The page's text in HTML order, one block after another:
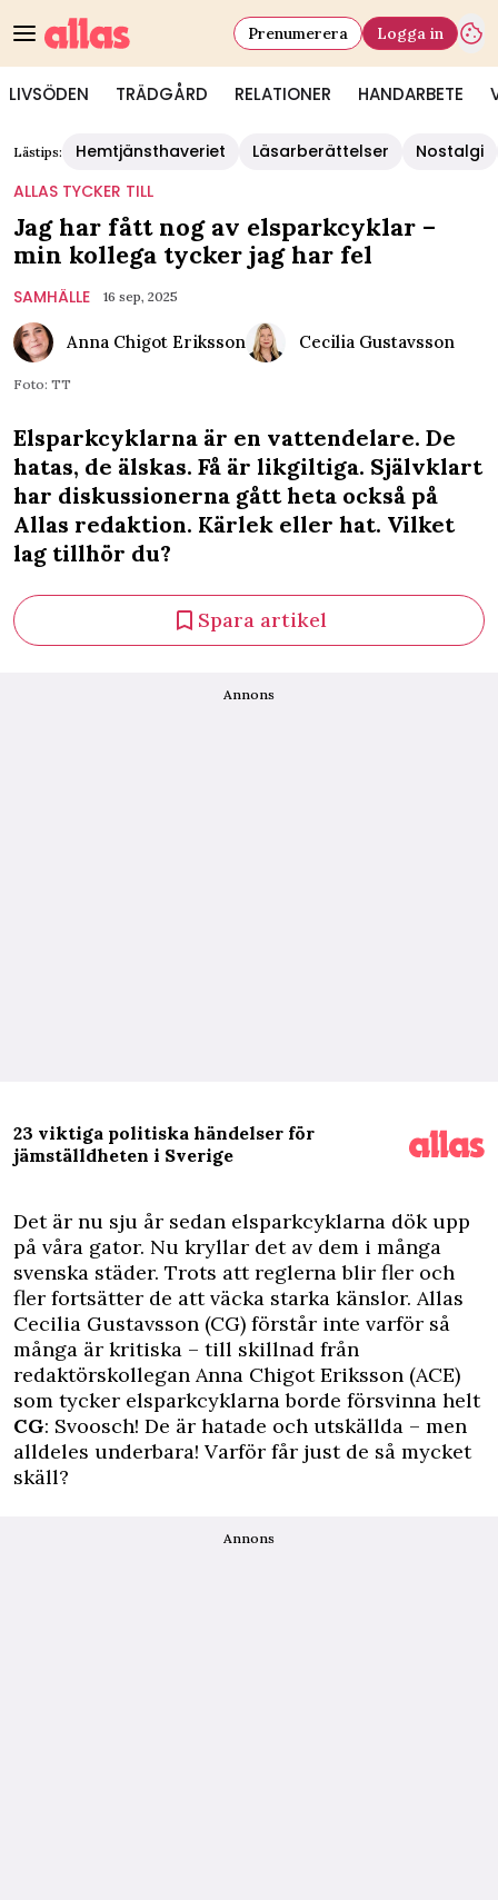
LIVSÖDEN TRÄDGÅRD RELATIONER HANDARBETE
Prenumerera Logga in
Lästips: Hemtjänsthaveriet Läsarberättelser
Nostalgi
ALLAS TYCKER TILL
Jag har fått nog av elsparkcyklar –
min kollega tycker jag har fel
SAMHÄLLE 16 sep, 2025
Anna Chigot Eriksson Cecilia Gustavsson
Foto: TT
Elsparkcyklarna är en vattendelare. De
hatas, de älskas. Få är likgiltiga. Självklart
har diskussionerna gått heta också på
Allas redaktion. Kärlek eller hat. Vilket
lag tillhör du?
Spara artikel
Annons
23 viktiga politiska händelser för
jämställdheten i Sverige
Det är nu sju år sedan elsparkcyklarna dök upp
på våra gator. Nu kryllar det av dem i många
svenska städer. Trots att reglerna blir fler och
fler fortsätter de att väcka starka känslor. Allas
Cecilia Gustavsson (CG) förstår inte varför så
många är kritiska – till skillnad från
redaktörskollegan Anna Chigot Eriksson (ACE)
som tycker elsparkcyklarna borde försvinna helt
CG: Svoosch! De är hatade och utskällda – men
alldeles underbara! Varför får just de så mycket
skäll?
Annons